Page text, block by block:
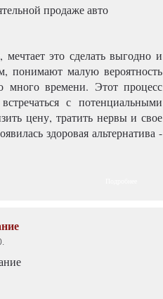
это сделать выгодно и
понимают малую вероятность
много времени. Этот процесс
с потенциальными
цену, тратить нервы и свое
здоровая альтернатива -
.